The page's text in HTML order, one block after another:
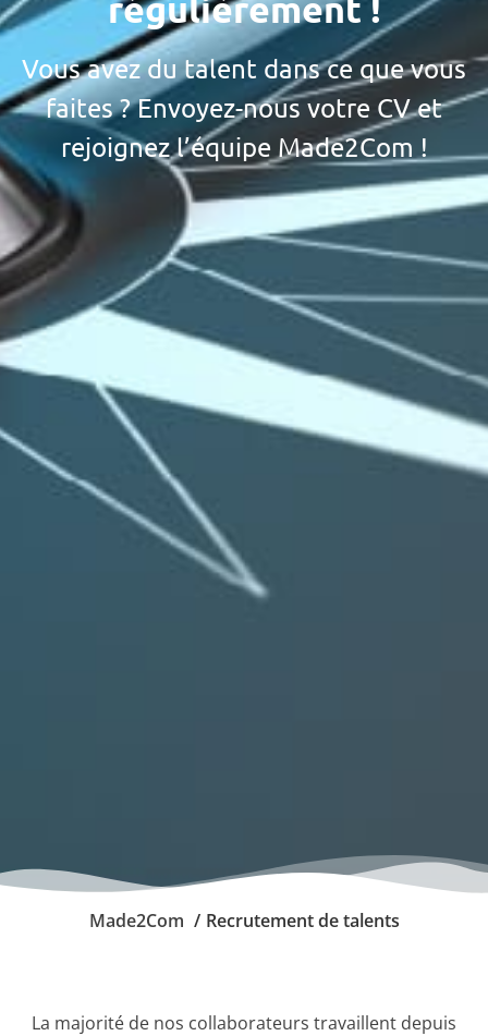
Vous avez du talent dans ce que vous
faites ? Envoyez-nous votre CV et
rejoignez l’équipe Made2Com !
Made2Com Recrutement de talents
La majorité de nos collaborateurs travaillent depuis